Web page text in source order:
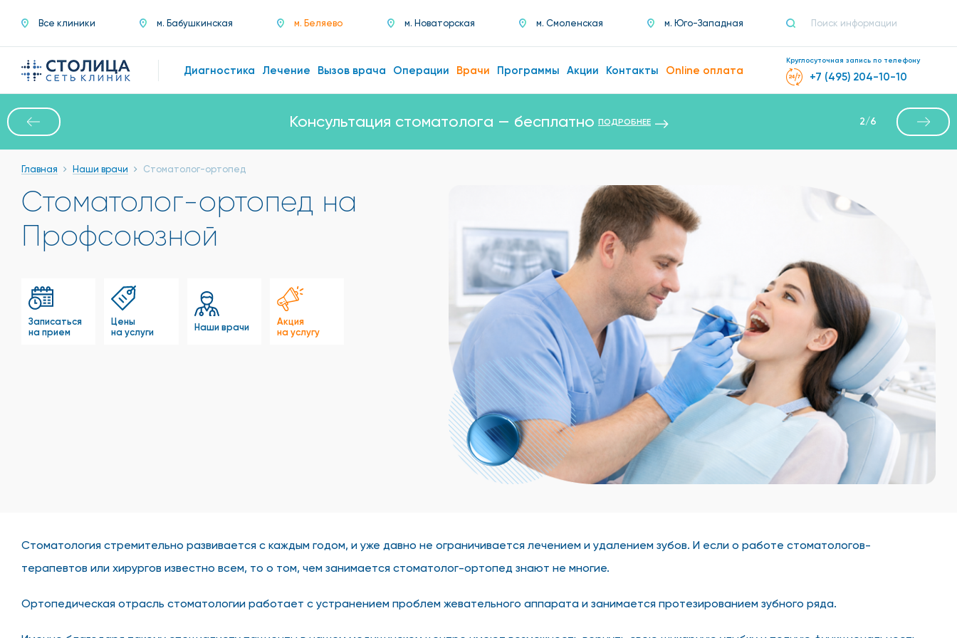
Все клиники м. Бабушкинская м. Беляево м. Новаторская м. Смоленская м. Юго-Западная
Диагностика Лечение Вызов врача Операции Врачи Программы Акции Контакты Online оплата
Круглосуточная запись по телефону
+7 (495) 204-10-10
Консультация стоматолога — бесплатно ПОДРОБНЕЕ 2/6
Главная Наши врачи Стоматолог-ортопед
Стоматолог-ортопед на
Профсоюзной
Записаться
на прием
Цены
на услуги
Наши врачи
Акция
на услугу
Стоматология стремительно развивается с каждым годом, и уже давно не ограничивается лечением и удалением зубов. И если о работе стоматологов-
терапевтов или хирургов известно всем, то о том, чем занимается стоматолог-ортопед знают не многие.
Ортопедическая отрасль стоматологии работает с устранением проблем жевательного аппарата и занимается протезированием зубного ряда.